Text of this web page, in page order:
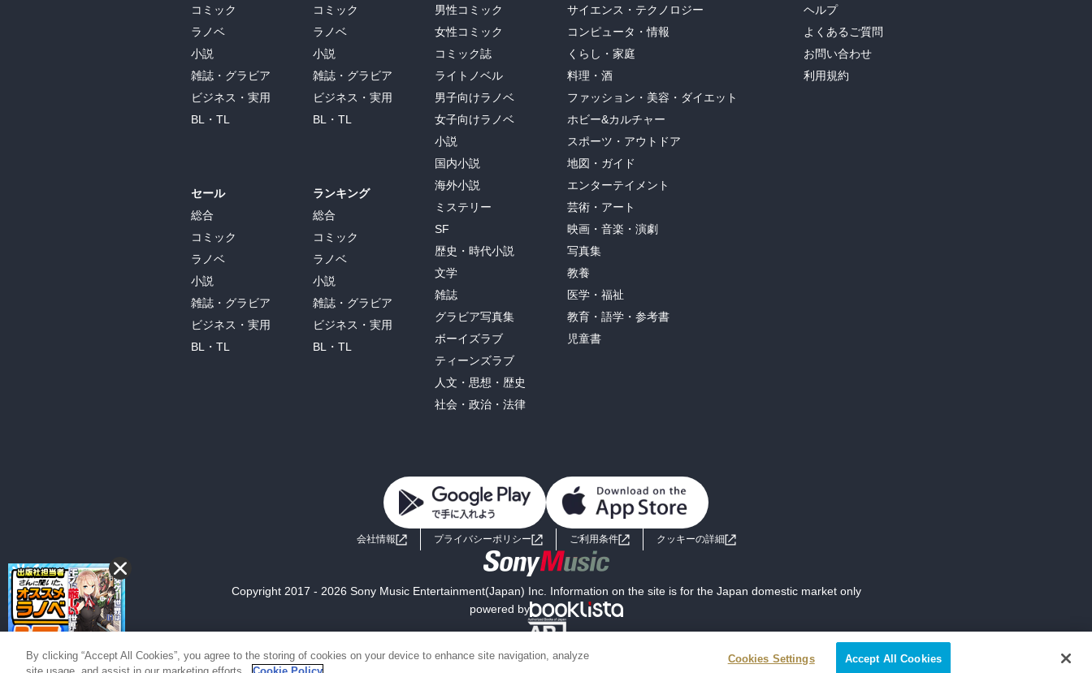
コミック
ラノベ
小説
雑誌・グラビア
ビジネス・実用
BL・TL
セール
総合
コミック
ラノベ
小説
雑誌・グラビア
ビジネス・実用
BL・TL
コミック
ラノベ
小説
雑誌・グラビア
ビジネス・実用
BL・TL
ランキング
総合
コミック
ラノベ
小説
雑誌・グラビア
ビジネス・実用
BL・TL
男性コミック
女性コミック
コミック誌
ライトノベル
男子向けラノベ
女子向けラノベ
小説
国内小説
海外小説
ミステリー
SF
歴史・時代小説
文学
雑誌
グラビア写真集
ボーイズラブ
ティーンズラブ
人文・思想・歴史
社会・政治・法律
サイエンス・テクノロジー
コンピュータ・情報
くらし・家庭
料理・酒
ファッション・美容・ダイエット
ホビー&カルチャー
スポーツ・アウトドア
地図・ガイド
エンターテイメント
芸術・アート
映画・音楽・演劇
写真集
教養
医学・福祉
教育・語学・参考書
児童書
ヘルプ
よくあるご質問
お問い合わせ
利用規約
会社情報 プライバシーポリシー ご利用条件 クッキーの詳細
Copyright 2017 - 2026 Sony Music Entertainment(Japan) Inc. Information on the site is for the Japan domestic market only
powered by
By clicking “Accept All Cookies”, you agree to the storing of cookies on your device to enhance site navigation, analyze
Cookies Settings Accept All Cookies